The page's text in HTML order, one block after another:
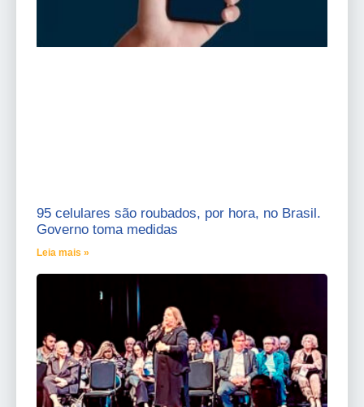
95 celulares são roubados, por hora, no Brasil.
Governo toma medidas
Leia mais »